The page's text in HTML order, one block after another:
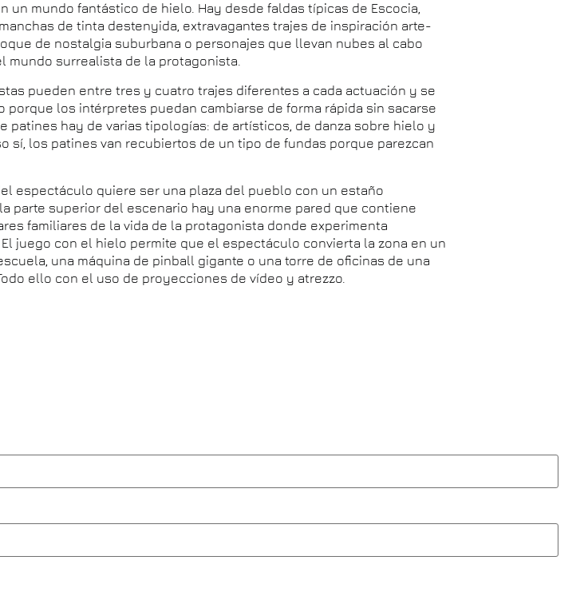
un mundo fantástico de hielo. Hay desde faldas típicas de Escocia,
de tinta destenyida, extravagantes trajes de inspiración arte-
de nostalgia suburbana o personajes que llevan nubes al cabo
mundo surrealista de la protagonista.
pueden entre tres y cuatro trajes diferentes a cada actuación y se
porque los intérpretes puedan cambiarse de forma rápida sin sacarse
patines hay de varias tipologías: de artísticos, de danza sobre hielo y
sí, los patines van recubiertos de un tipo de fundas porque parezcan
espectáculo quiere ser una plaza del pueblo con un estaño
parte superior del escenario hay una enorme pared que contiene
familiares de la vida de la protagonista donde experimenta
juego con el hielo permite que el espectáculo convierta la zona en un
una máquina de pinball gigante o una torre de oficinas de una
ello con el uso de proyecciones de vídeo y atrezzo.